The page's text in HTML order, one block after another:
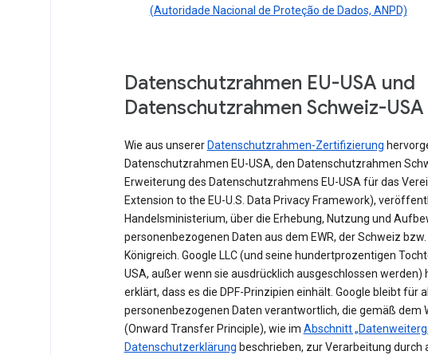
(Autoridade Nacional de Proteção de Dados, ANPD)
Datenschutzrahmen EU-USA und
Datenschutzrahmen Schweiz-USA
Wie aus unserer Datenschutzrahmen-Zertifizierung
Datenschutzrahmen EU-USA, den Datenschutzrahmen
Erweiterung des Datenschutzrahmens EU-USA für das
Extension to the EU-U.S. Data Privacy Framework),
Handelsministerium, über die Erhebung, Nutzung und
personenbezogenen Daten aus dem EWR, der Schweiz
Königreich. Google LLC (und seine hundertprozentigen
USA, außer wenn sie ausdrücklich ausgeschlossen
erklärt, dass es die DPF-Prinzipien einhält. Google bleibt für
personenbezogenen Daten verantwortlich, die gemäß dem
(Onward Transfer Principle), wie im Abschnitt
Datenschutzerklärung beschrieben, zur Verarbeitung durch